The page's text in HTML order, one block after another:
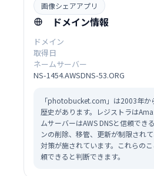
画像シェアアプリ
ドメイン情報
ドメイン
取得日
ネームサーバー
NS-1454.AWSDNS-53.ORG
「photobucket.com」は2003年か
歴史があります。レジストラは
ムサーバーはAWS DNSと信頼でき
ンの削除、移管、更新が制限され
対策が施されています。これらの
頼できると判断できます。